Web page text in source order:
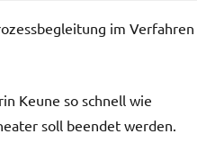
im Verfahren
Keune so schnell wie
soll beendet werden.